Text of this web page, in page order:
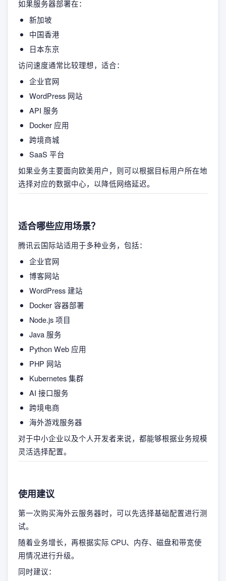
如果服务器部署在：
新加坡
中国香港
日本东京
访问速度通常比较理想，适合：
企业官网
WordPress 网站
API 服务
Docker 应用
跨境商城
SaaS 平台
如果业务主要面向欧美用户，则可以根据目标用户所在地
选择对应的数据中心，以降低网络延迟。
适合哪些应用场景？
腾讯云国际站适用于多种业务，包括：
企业官网
博客网站
WordPress 建站
Docker 容器部署
Node.js 项目
Java 服务
Python Web 应用
PHP 网站
Kubernetes 集群
AI 接口服务
跨境电商
海外游戏服务器
对于中小企业以及个人开发者来说，都能够根据业务规模
灵活选择配置。
使用建议
第一次购买海外云服务器时，可以先选择基础配置进行测
试。
随着业务增长，再根据实际 CPU、内存、磁盘和带宽使
用情况进行升级。
同时建议：